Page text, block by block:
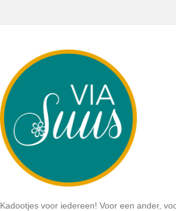
Kadootjes voor iedereen! Voor een ander,